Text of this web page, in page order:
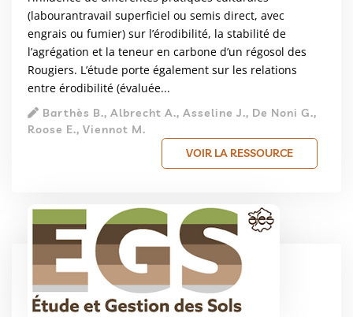
(labourantravail superficiel ou semis direct, avec
engrais ou fumier) sur l’érodibilité, la stabilité de
l’agrégation et la teneur en carbone d’un régosol des
Rougiers. L’étude porte également sur les relations
entre érodibilité (évaluée...
Barthès B., Albrecht A., Asseline J., De Noni G.,
Roose E., Viennot M.
VOIR LA RESSOURCE